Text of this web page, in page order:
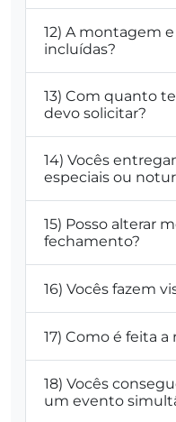
12) A montagem
incluídas?
13) Com quanto
devo solicitar?
14) Vocês
especiais ou
15) Posso alterar
fechamento?
16) Vocês fazem
17) Como é feita
18) Vocês
um evento